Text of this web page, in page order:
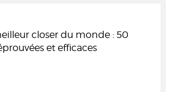
closer du monde : 50
et efficaces